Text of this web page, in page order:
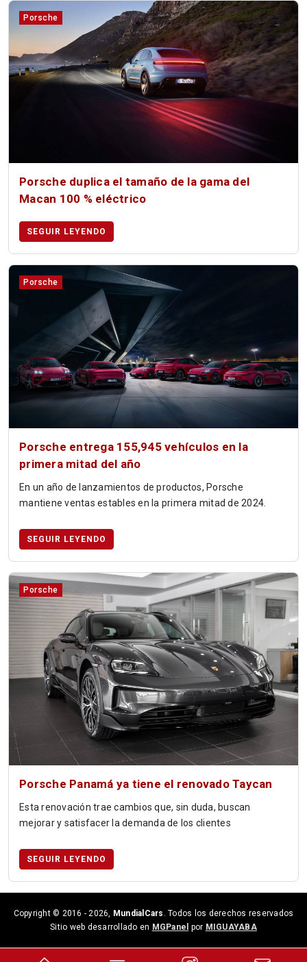
Porsche
Porsche duplica el tamaño de la gama del
Macan 100 % eléctrico
SEGUIR LEYENDO
Porsche
Porsche entrega 155,945 vehículos en la
primera mitad del año
En un año de lanzamientos de productos, Porsche
mantiene ventas estables en la primera mitad de 2024.
SEGUIR LEYENDO
Porsche
Porsche Panamá ya tiene el renovado Taycan
Esta renovación trae cambios que, sin duda, buscan
mejorar y satisfacer la demanda de los clientes
SEGUIR LEYENDO
Copyright © 2016 -2026, MundialCars . Todos los derechos reservados
Sitio web desarrollado en MGPanel por MIGUAYABA